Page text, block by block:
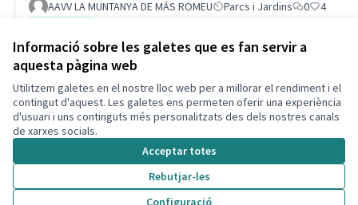
Informació sobre les galetes que es fan servir a
aquesta pàgina web
Utilitzem galetes en el nostre lloc web per a millorar el rendiment i el
contingut d'aquest. Les galetes ens permeten oferir una experiència
d'usuari i uns continguts més personalitzats des dels nostres canals
de xarxes socials.
Acceptar totes
Rebutjar-les
Configuració
AAVV LA MUNTANYA DE MÁS ROMEU Parcs i Jardins 0
4
Termes i condicions d'ús
Configuració de les galetes
Decidim Calafell a X
(Enllaç extern)
Decidim Calafell a Facebook
Decidim Calafell a YouTube
Decidim Calafell a GitHub
(Enllaç extern)
Amb
(Enllaç